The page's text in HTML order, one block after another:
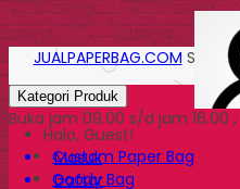
Halo, Guest!
Masuk
Daftar
JUALPAPERBAG.COM Solusi
Kategori Produk
Buka jam 09.00 s/d jam 16.00
Custom Paper Bag
Goody Bag